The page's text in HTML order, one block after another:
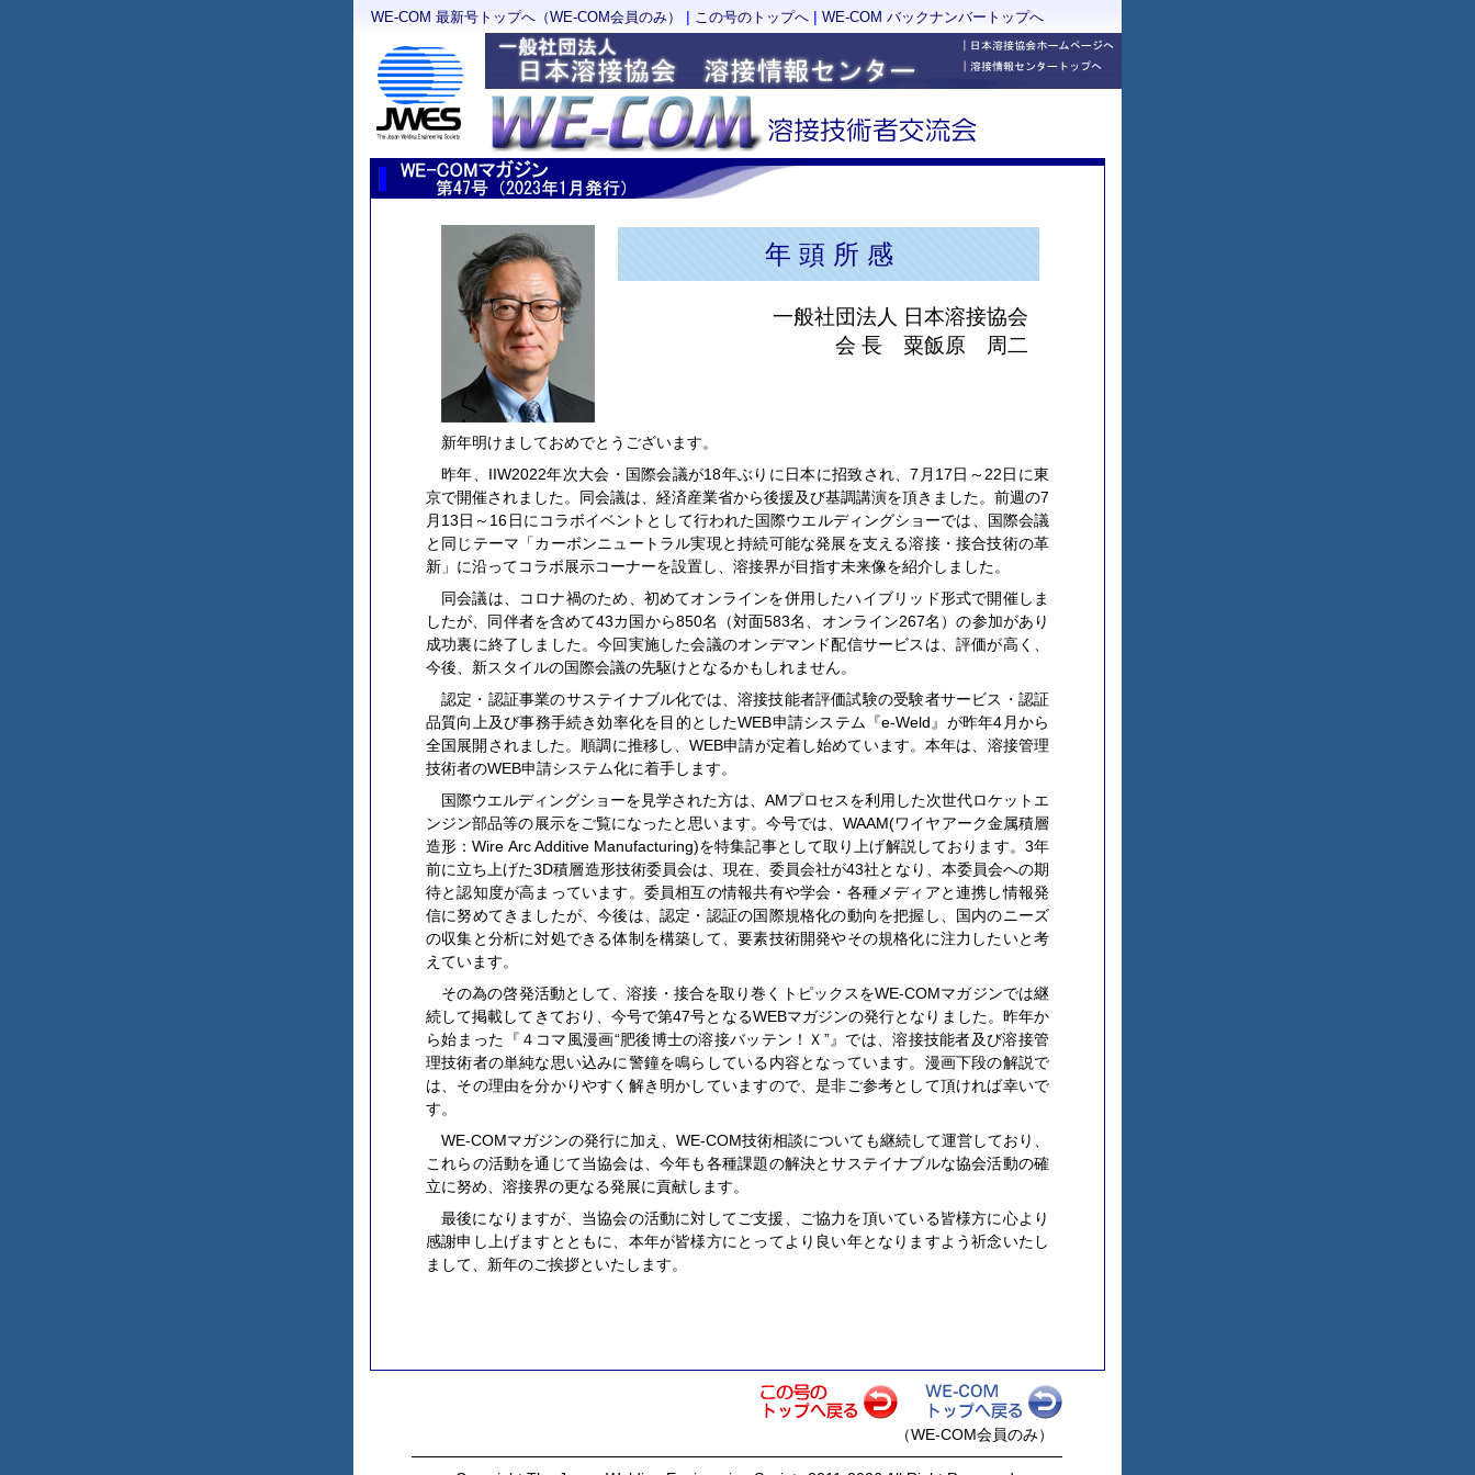
WE-COM 最新号トップへ（WE-COM会員のみ） | この号のトップへ | WE-COM バックナンバートップへ
年 頭 所 感
一般社団法人 日本溶接協会
会 長 粟飯原 周二
新年明けましておめでとうございます。
昨年、IIW2022年次大会・国際会議が18年ぶりに日本に招致され、7月17日～22日に東
京で開催されました。同会議は、経済産業省から後援及び基調講演を頂きました。前週の7
月13日～16日にコラボイベントとして行われた国際ウエルディングショーでは、国際会議
と同じテーマ「カーボンニュートラル実現と持続可能な発展を支える溶接・接合技術の革
新」に沿ってコラボ展示コーナーを設置し、溶接界が目指す未来像を紹介しました。
同会議は、コロナ禍のため、初めてオンラインを併用したハイブリッド形式で開催しま
したが、同伴者を含めて43カ国から850名（対面583名、オンライン267名）の参加があり
成功裏に終了しました。今回実施した会議のオンデマンド配信サービスは、評価が高く、
今後、新スタイルの国際会議の先駆けとなるかもしれません。
認定・認証事業のサステイナブル化では、溶接技能者評価試験の受験者サービス・認証
品質向上及び事務手続き効率化を目的としたWEB申請システム『e-Weld』が昨年4月から
全国展開されました。順調に推移し、WEB申請が定着し始めています。本年は、溶接管理
技術者のWEB申請システム化に着手します。
国際ウエルディングショーを見学された方は、AMプロセスを利用した次世代ロケットエ
ンジン部品等の展示をご覧になったと思います。今号では、WAAM(ワイヤアーク金属積層
造形：Wire Arc Additive Manufacturing)を特集記事として取り上げ解説しております。3年
前に立ち上げた3D積層造形技術委員会は、現在、委員会社が43社となり、本委員会への期
待と認知度が高まっています。委員相互の情報共有や学会・各種メディアと連携し情報発
信に努めてきましたが、今後は、認定・認証の国際規格化の動向を把握し、国内のニーズ
の収集と分析に対処できる体制を構築して、要素技術開発やその規格化に注力したいと考
えています。
その為の啓発活動として、溶接・接合を取り巻くトピックスをWE-COMマガジンでは継
続して掲載してきており、今号で第47号となるWEBマガジンの発行となりました。昨年か
ら始まった『４コマ風漫画“肥後博士の溶接バッテン！Ｘ”』では、溶接技能者及び溶接管
理技術者の単純な思い込みに警鐘を鳴らしている内容となっています。漫画下段の解説で
は、その理由を分かりやすく解き明かしていますので、是非ご参考として頂ければ幸いで
す。
WE-COMマガジンの発行に加え、WE-COM技術相談についても継続して運営しており、
これらの活動を通じて当協会は、今年も各種課題の解決とサステイナブルな協会活動の確
立に努め、溶接界の更なる発展に貢献します。
最後になりますが、当協会の活動に対してご支援、ご協力を頂いている皆様方に心より
感謝申し上げますとともに、本年が皆様方にとってより良い年となりますよう祈念いたし
まして、新年のご挨拶といたします。
（WE-COM会員のみ）